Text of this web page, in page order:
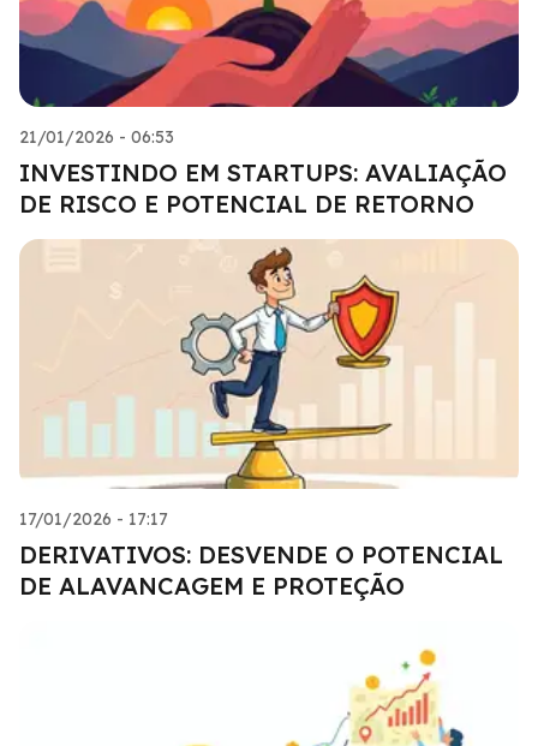
21/01/2026 - 06:53
INVESTINDO EM STARTUPS: AVALIAÇÃO
DE RISCO E POTENCIAL DE RETORNO
17/01/2026 - 17:17
DERIVATIVOS: DESVENDE O POTENCIAL
DE ALAVANCAGEM E PROTEÇÃO